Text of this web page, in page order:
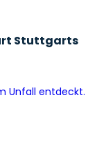
Stuttgarts